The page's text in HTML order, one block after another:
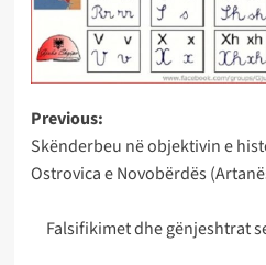
Post
navigation
Previous:
Skënderbeu në objektivin e
Ostrovica e Novobërdës
Falsifikimet dhe gënjeshtrat